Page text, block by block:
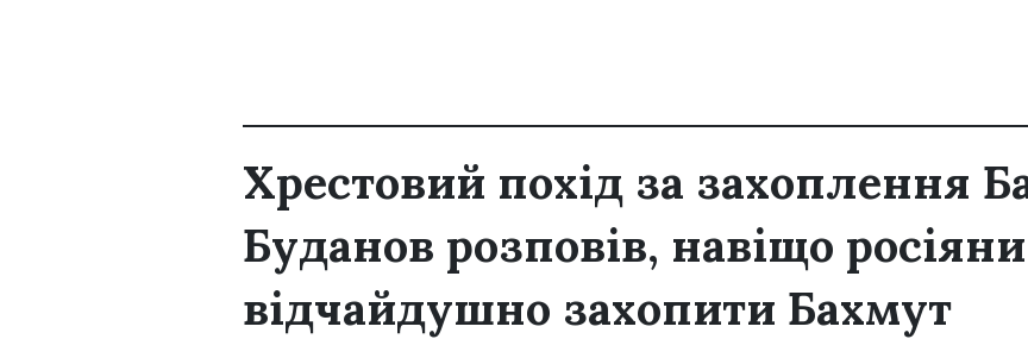
Хрестовий похід за захоплення
Буданов розповів, навіщо
відчайдушно захопити Бахмут